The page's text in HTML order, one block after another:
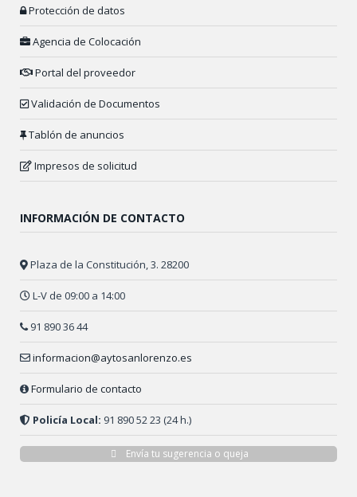
Protección de datos
Agencia de Colocación
Portal del proveedor
Validación de Documentos
Tablón de anuncios
Impresos de solicitud
INFORMACIÓN DE CONTACTO
Plaza de la Constitución, 3. 28200
L-V de 09:00 a 14:00
91 890 36 44
informacion@aytosanlorenzo.es
Formulario de contacto
Policía Local: 91 890 52 23 (24 h.)
Envía tu sugerencia o queja